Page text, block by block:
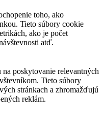
toho, ako
Tieto súbory cookie
ako je počet
atď.
poskytovanie relevantných
Tieto súbory
stránkach a zhromažďujú
reklám.